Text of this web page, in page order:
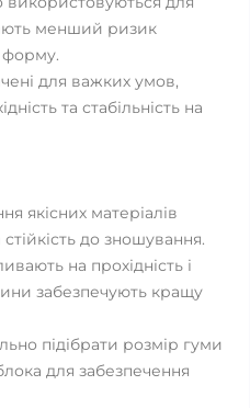
менший ризик
форму.
для важких умов,
та стабільність на
якісних матеріалів
до зношування.
на прохідність і
забезпечують кращу
підібрати розмір гуми
для забезпечення